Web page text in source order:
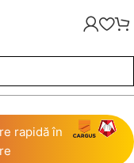
4W, 220V, 3000K
rapidă în